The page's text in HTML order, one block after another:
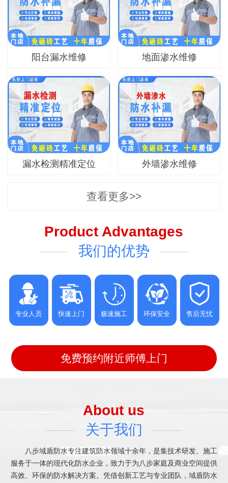
阳台漏水维修 地面渗水维修
漏水检测精准定位 外墙渗水维修
查看更多>>
Product Advantages
我们的优势
专业人员 快速上门 极速施工 环保安全 售后无忧
免费预约附近师傅上门
About us
关于我们
八步域盾防水专注建筑防水领域十余年，是集技术研发、施工
服务于一体的现代化防水企业，致力于为八步家庭及商业空间提供
高效、环保的防水解决方案。凭借创新工艺与专业团队，域盾防水